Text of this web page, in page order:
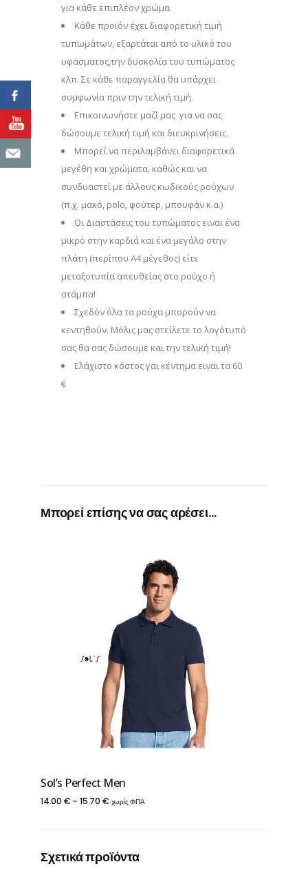
για κάθε επιπλέον χρώμα.
Κάθε προϊόν έχει διαφορετική τιμή
τυπωμάτων, εξαρτάται από το υλικό του
υφάσματος,την δυσκολία του τυπώματος
κλπ. Σε κάθε παραγγελία θα υπάρχει
συμφωνία πριν την τελική τιμή.
Επικοινωνήστε μαζί μας για να σας
δώσουμε τελική τιμή και διευκρινήσεις.
Μπορεί να περιλαμβάνει διαφορετικά
μεγέθη και χρώματα, καθώς και να
συνδυαστεί με άλλους κωδικούς ρούχων
(π.χ. μακό, polo, φούτερ, μπουφάν κ.α.)
Οι Διαστάσεις του τυπώματος ειναι ένα
μικρό στην καρδιά και ένα μεγάλο στην
πλάτη (περίπου Α4 μέγεθος) είτε
μεταξοτυπία απευθείας στο ρούχο ή
στάμπα!
Σχεδόν όλα τα ρούχα μπορούν να
κεντηθούν. Μόλις μας στείλετε το λογότυπό
σας θα σας δώσουμε και την τελική τιμή!
Eλάχιστο κόστος γαι κέντημα ειναι τα 60
€
Μπορεί επίσης να σας αρέσει…
Sol’s Perfect Men
14.00 € – 15.70 €Price
χωρίς ΦΠΑ
Σχετικά προϊόντα